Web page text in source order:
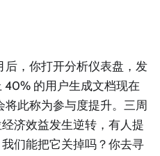
后，你打开分析仪表盘，发
40% 的用户生成文档现在
将此称为参与度提升。三周
济效益发生逆转，有人提
们能把它关掉吗？你去寻